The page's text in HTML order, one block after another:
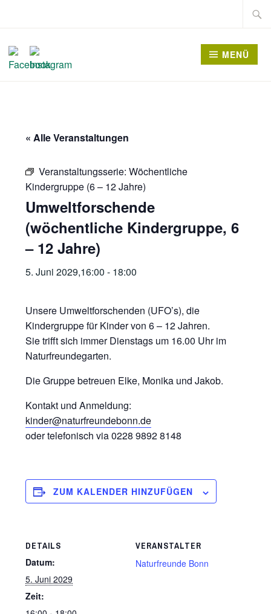
springen
Suche
MENÜ
« Alle Veranstaltungen
Veranstaltungsserie:Wöchentliche
Kindergruppe (6 – 12 Jahre)
Umweltforschende
(wöchentliche Kindergruppe, 6
– 12 Jahre)
5. Juni 2029,16:00 - 18:00
Unsere Umweltforschenden (UFO’s), die
Kindergruppe für Kinder von 6 – 12 Jahren.
Sie trifft sich immer Dienstags um 16.00 Uhr im
Naturfreundegarten.
Die Gruppe betreuen Elke, Monika und Jakob.
Kontakt und Anmeldung:
kinder@naturfreundebonn.de
oder telefonisch via 0228 9892 8148
ZUM KALENDER HINZUFÜGEN
DETAILS
Datum:
5. Juni 2029
Zeit:
VERANSTALTER
Naturfreunde Bonn